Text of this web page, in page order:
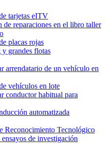
tarjetas eITV
de reparaciones en el libro taller
placas rojas
grandes flotas
arrendatario de un vehículo en
vehículos en lote
conductor habitual para
automatizada
Reconocimiento Tecnológico
ensayos de investigación